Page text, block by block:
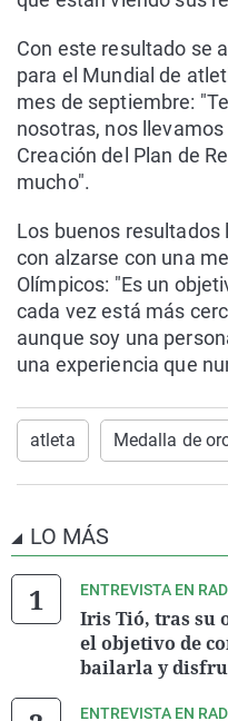
Con este resultado se
para el Mundial de
mes de septiembre:
nosotras, nos
Creación del Plan de
mucho".
Los buenos resultados
con alzarse con una
Olímpicos: "Es un
cada vez está más
aunque soy una
una experiencia que
atleta Medalla de
LO MÁS
ENTREVISTA EN
Iris Tió, tras su
el objetivo de
bailarla y
ENTREVISTA EN